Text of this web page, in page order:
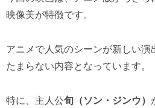
映像美が特徴です。
アニメで人気のシーンが新しい演
たまらない内容となっています。
特に、主人公旬（ソン・ジンウ）